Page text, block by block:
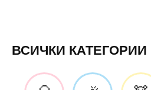
ВСИЧКИ КАТЕГОРИИ